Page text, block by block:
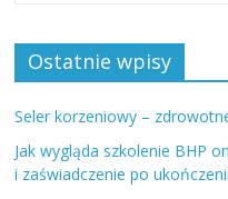
Ostatnie wpisy
Seler korzeniowy –
Jak wygląda szkolenie BHP
i zaświadczenie po